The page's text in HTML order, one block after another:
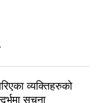
व्यक्तिहरुको
सूचना